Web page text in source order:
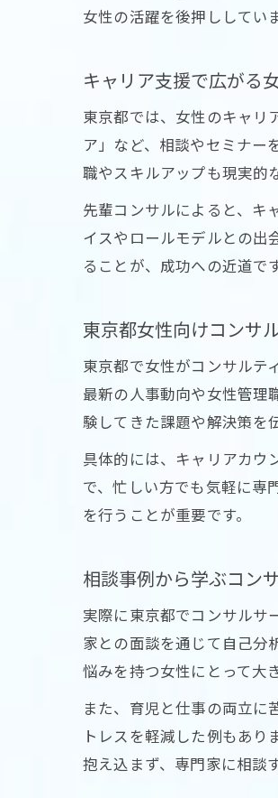
女性の活躍を後押ししてい
キャリア支援で広がる
東京都では、女性のキャリ
ア」など、相談やセミナー
職やスキルアップも現実的
先輩コンサルによると、キ
イスやロールモデルとの出
ることが、成功への近道です
東京都女性向けコンサ
東京都で女性がコンサルテ
最新の人事動向や女性管理
験してきた課題や解決策を
具体的には、キャリアカウ
で、忙しい方でも気軽に専
を行うことが重要です。
相談事例から学ぶコン
実際に東京都でコンサルサ
家との面談を通じて自己分
悩みを持つ女性にとって大
また、育児と仕事の両立
トレスを軽減した例もあ
抱え込まず、専門家に相談